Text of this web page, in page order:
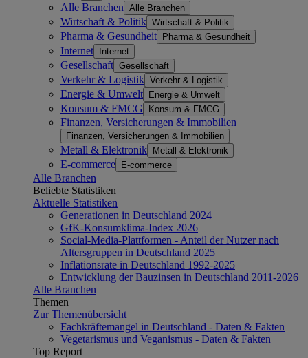
Alle Branchen Alle Branchen
Wirtschaft & Politik Wirtschaft & Politik
Pharma & Gesundheit Pharma & Gesundheit
Internet Internet
Gesellschaft Gesellschaft
Verkehr & Logistik Verkehr & Logistik
Energie & Umwelt Energie & Umwelt
Konsum & FMCG Konsum & FMCG
Finanzen, Versicherungen & Immobilien
Finanzen, Versicherungen & Immobilien
Metall & Elektronik Metall & Elektronik
E-commerce E-commerce
Alle Branchen
Beliebte Statistiken
Aktuelle Statistiken
Generationen in Deutschland 2024
GfK-Konsumklima-Index 2026
Social-Media-Plattformen - Anteil der Nutzer nach
Altersgruppen in Deutschland 2025
Inflationsrate in Deutschland 1992-2025
Entwicklung der Bauzinsen in Deutschland 2011-2026
Alle Branchen
Themen
Zur Themenübersicht
Fachkräftemangel in Deutschland - Daten & Fakten
Vegetarismus und Veganismus - Daten & Fakten
Top Report